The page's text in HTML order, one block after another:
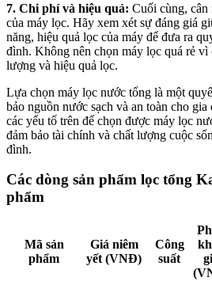
7. Chi phí và hiệu quả: Cuối cùng, cân
của máy lọc. Hãy xem xét sự đáng giá
năng, hiệu quả lọc của máy để đưa ra
đình. Không nên chọn máy lọc quá rẻ vì
lượng và hiệu quả lọc.
Lựa chọn máy lọc nước tổng là một
bảo nguồn nước sạch và an toàn cho
các yếu tố trên để chọn được máy lọc
đảm bảo tài chính và chất lượng cuộc
đình.
Các dòng sản phẩm lọc tổng
phẩm
Mã sản
phẩm
Giá niêm
yết (VNĐ)
Công
suất